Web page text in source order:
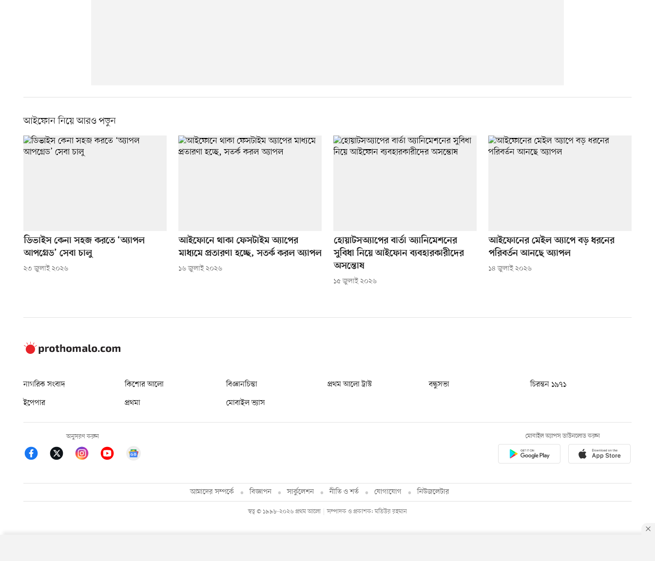
আইফোন নিয়ে আরও পড়ুন
ডিভাইস কেনা সহজ করতে ‘অ্যাপল
আপগ্রেড’ সেবা চালু
২৩ জুলাই ২০২৬
আইফোনে থাকা ফেসটাইম অ্যাপের
মাধ্যমে প্রতারণা হচ্ছে, সতর্ক করল অ্যাপল
১৬ জুলাই ২০২৬
হোয়াটসঅ্যাপের বার্তা অ্যানিমেশনের
সুবিধা নিয়ে আইফোন ব্যবহারকারীদের
অসন্তোষ
১৫ জুলাই ২০২৬
আইফোনের মেইল অ্যাপে বড় ধরনের
পরিবর্তন আনছে অ্যাপল
১৪ জুলাই ২০২৬
নাগরিক সংবাদ কিশোর আলো বিজ্ঞানচিন্তা প্রথম আলো ট্রাস্ট বন্ধুসভা
চিরন্তন ১৯৭১
ইপেপার
প্রথমা মোবাইল ভ্যাস
অনুসরণ করুন মোবাইল অ্যাপস ডাউনলোড করুন
আমাদের সম্পর্কে বিজ্ঞাপন সার্কুলেশন নীতি ও শর্ত যোগাযোগ নিউজলেটার
স্বত্ব © ১৯৯৮-২০২৬ প্রথম আলো সম্পাদক ও প্রকাশক: মতিউর রহমান